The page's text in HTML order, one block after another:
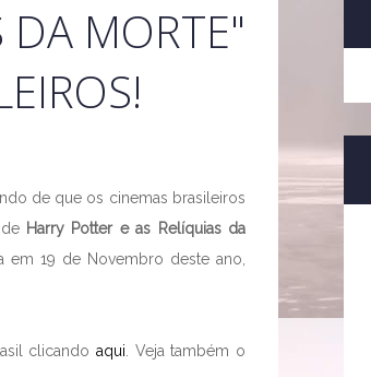
DA MORTE"
de que os cinemas brasileiros
Harry Potter e as Relíquias da
19 de Novembro deste ano,
clicando aqui . Veja também o